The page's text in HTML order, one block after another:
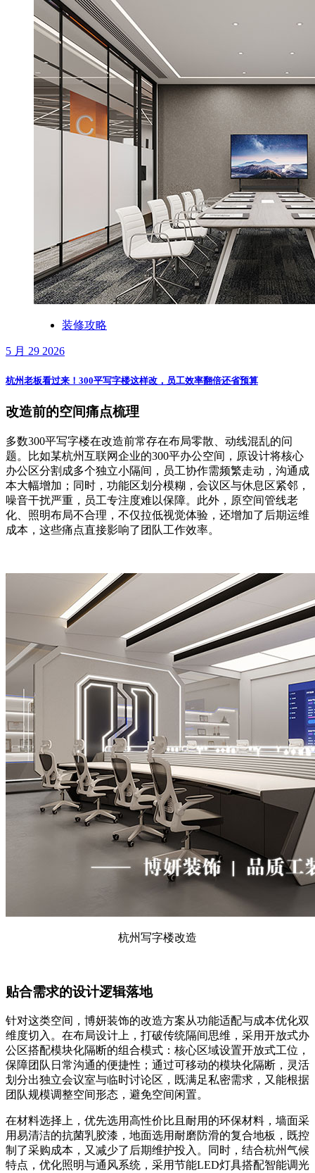
装修攻略
5 月 29 2026
杭州老板看过来！300平写字楼这样改，员工效率翻倍还省预算
改造前的空间痛点梳理
多数300平写字楼在改造前常存在布局零散、动线混乱的问
题。比如某杭州互联网企业的300平办公空间，原设计将核心
办公区分割成多个独立小隔间，员工协作需频繁走动，沟通成
本大幅增加；同时，功能区划分模糊，会议区与休息区紧邻，
噪音干扰严重，员工专注度难以保障。此外，原空间管线老
化、照明布局不合理，不仅拉低视觉体验，还增加了后期运维
成本，这些痛点直接影响了团队工作效率。
杭州写字楼改造
贴合需求的设计逻辑落地
针对这类空间，博妍装饰的改造方案从功能适配与成本优化双
维度切入。在布局设计上，打破传统隔间思维，采用开放式办
公区搭配模块化隔断的组合模式：核心区域设置开放式工位，
保障团队日常沟通的便捷性；通过可移动的模块化隔断，灵活
划分出独立会议室与临时讨论区，既满足私密需求，又能根据
团队规模调整空间形态，避免空间闲置。
在材料选择上，优先选用高性价比且耐用的环保材料，墙面采
用易清洁的抗菌乳胶漆，地面选用耐磨防滑的复合地板，既控
制了采购成本，又减少了后期维护投入。同时，结合杭州气候
特点，优化照明与通风系统，采用节能LED灯具搭配智能调光